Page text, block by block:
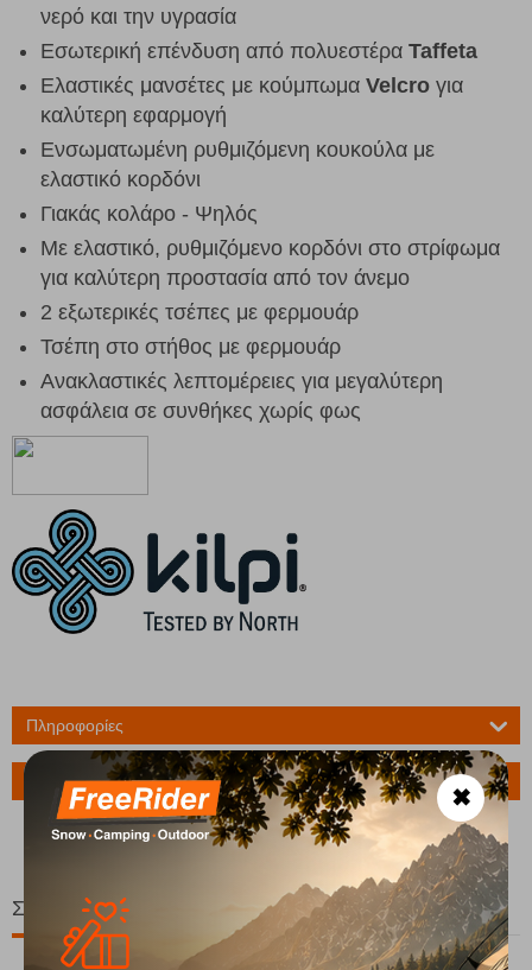
νερό και την υγρασία
Εσωτερική επένδυση από πολυεστέρα Taffeta
Ελαστικές μανσέτες με κούμπωμα Velcro για
καλύτερη εφαρμογή
Ενσωματωμένη ρυθμιζόμενη κουκούλα με
ελαστικό κορδόνι
Γιακάς κολάρο - Ψηλός
Με ελαστικό, ρυθμιζόμενο κορδόνι στο στρίφωμα
για καλύτερη προστασία από τον άνεμο
2 εξωτερικές τσέπες με φερμουάρ
Τσέπη στο στήθος με φερμουάρ
Ανακλαστικές λεπτομέρειες για μεγαλύτερη
ασφάλεια σε συνθήκες χωρίς φως
Πληροφορίες
Ερώτηση για το προϊόν
Σχετικά Προϊόντα
✖